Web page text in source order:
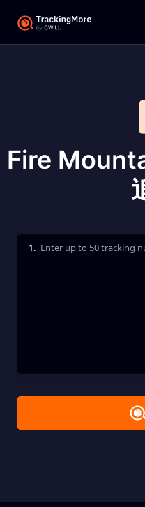
Fire
Enter up to 50 tracking
1.
Remove All